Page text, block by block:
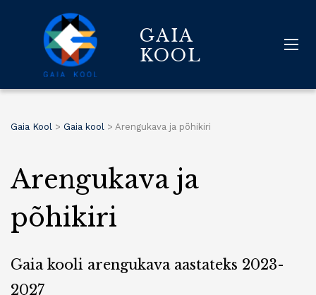
GAIA
KOOL
Gaia Kool > Gaia kool > Arengukava ja põhikiri
Arengukava ja
põhikiri
Gaia kooli arengukava aastateks 2023-
2027